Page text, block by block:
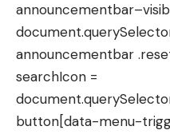
announcementbar
searchIcon =
button[data-menu-